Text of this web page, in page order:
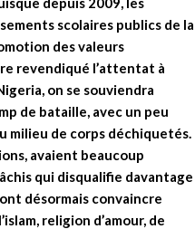
scolaires publics de la
des valeurs
revendiqué l’attentat à
on se souviendra
de bataille, avec un peu
milieu de corps déchiquetés.
avaient beaucoup
qui disqualifie davantage
désormais convaincre
religion d’amour, de